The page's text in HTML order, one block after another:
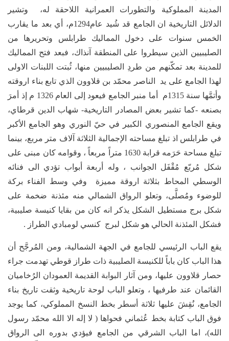
المدينة المملوكية والتطورات العمرانية اللاحقة له، وتشير
الدلائل التاريخية ان الجامع قد شُيد عام1294م، أي بعد ما يقارب
الخمس سنوات على دخول المماليك طرابلس وتحريرها من
الصليبيين الذين سيطروا على المنطقة آنذاك، فبعد فتح المماليك
للمدينة بعد تمكّنهم من طردِ الصليبيين منها، ثُبتت اللبنات الاولى
لهذا الجامع على يد الناصر محمّد بن قلاوون الذي تابع بناء اروقته
وأتمَّها سنة 1315م أما منبر الجامع فيعود إلى العام 1326 م إذ أمرَ
بصنعه -كما تشير بعض المصادر التاريخية- شهاب الدين قرطاي،
ويقع الجامع المنصوري الكبير في حيّ النوري وهو الجامع الأكبر
في طرابلس اذ تبلغ مساحته الإجمالية الثلاثة آلاف متر مربع، بينما
تبلغ مساحة حَرَمه قرابة 1630 متراً مربعاً ، وقوامه كان مبنى على
شكل مُربّع مُقْفَل الجوانب ، وله أربعة أبواب تؤدي الى فنائه
الوسطي المحاط بثلاثة اروقة مميزة وفي وسط الفناء بركة
للوضوء ومُصلَّى، وتعلو الرواق الشمالي منه مئذنة ضخمة على
شكل برج مستطيل الشكل يذكر انه كان من بقايا كنيسة صليبية،
فشكل المئذنة الحالي هو شكل لبرج كنسي لومبادي الطراز .
يقع الباب الرئيسي للجامع في الجهة الشمالية، ومن المُرجَّح أن
هذا الباب كان باباً للكنيسة الصليبية ذات طراز قوطي تهدمت جراء
حصار قلاوون عليها، ومن آثار البوابة القديمة العمودان الرُخاميان
القائمان عند طرفيها ، وتعلو الباب لوحة تاريخية وثقت تاريخ بناء
الجامع، نُقِشَ عليها ثلاثة أسطر بخط النسخ المملوكي، كما يوجد
فوق الباب كتابة بخط عُثماني فحواها ( لا إله الا الله محمّد رسول
الله)، اما الباب الشرقي من الجامع فيؤدي بدوره الى الرواق